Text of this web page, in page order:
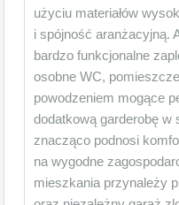
użyciu materiałów
i spójność aranżacyjną.
bardzo funkcjonalne
osobne WC,
powodzeniem mogące
dodatkową garderobę w
znacząco podnosi
na wygodne
mieszkania przynależy